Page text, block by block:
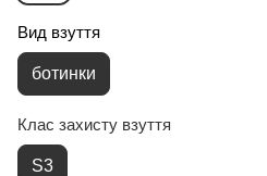
Вид взуття
ботинки
Клас захисту взуття
S3